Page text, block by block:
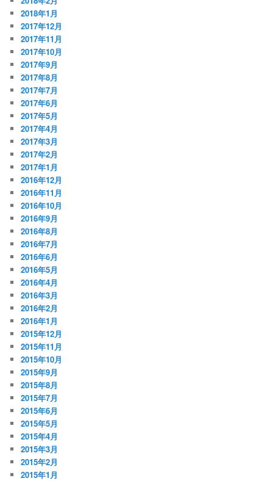
2018年1月
2017年12月
2017年11月
2017年10月
2017年9月
2017年8月
2017年7月
2017年6月
2017年5月
2017年4月
2017年3月
2017年2月
2017年1月
2016年12月
2016年11月
2016年10月
2016年9月
2016年8月
2016年7月
2016年6月
2016年5月
2016年4月
2016年3月
2016年2月
2016年1月
2015年12月
2015年11月
2015年10月
2015年9月
2015年8月
2015年7月
2015年6月
2015年5月
2015年4月
2015年3月
2015年2月
2015年1月